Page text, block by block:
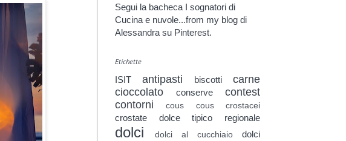
Segui la bacheca I sognatori di
Cucina e nuvole...from my blog di
Alessandra su Pinterest.
Etichette
ISIT antipasti biscotti
carne
cioccolato
conserve
contest
contorni
cous cous crostacei
crostate dolce tipico regionale
dolci dolci al cucchiaio
dolci